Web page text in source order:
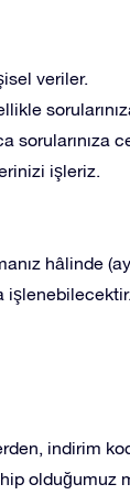
veriler.
sorularınıza
işleriz.
hâlinde
indirim
olduğumuz